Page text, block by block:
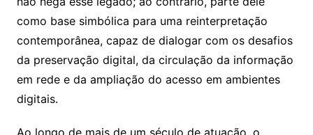
como base simbólica para uma reinterpretação
contemporânea, capaz de dialogar com os desafios
da preservação digital, da circulação da informação
em rede e da ampliação do acesso em ambientes
digitais.
Ao longo de mais de um século de atuação, o